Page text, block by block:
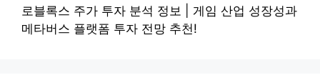
로블록스 주가 투자 분석 정보 | 게임 산업 성장성과
메타버스 플랫폼 투자 전망 추천!